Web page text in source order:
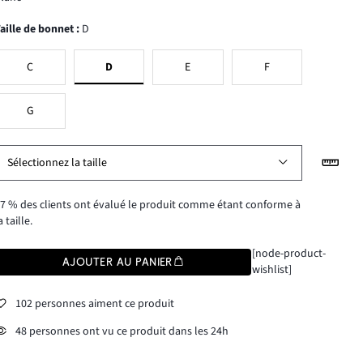
Taille de bonnet : D
C D E F
G
Sélectionnez la taille
% des clients ont évalué le produit comme étant conforme à
taille.
AJOUTER AU PANIER
[node-product-
wishlist]
102 personnes aiment ce produit
48 personnes ont vu ce produit dans les 24h